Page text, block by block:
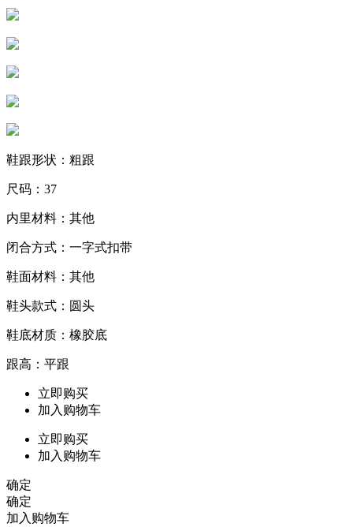
鞋跟形状：粗跟
尺码：37
内里材料：其他
闭合方式：一字式扣带
鞋面材料：其他
鞋头款式：圆头
鞋底材质：橡胶底
跟高：平跟
立即购买
加入购物车
立即购买
加入购物车
确定
确定
加入购物车